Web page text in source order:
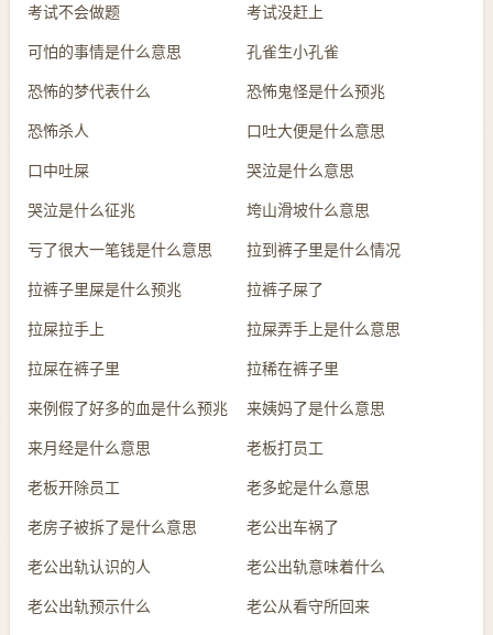
考试不会做题 考试没赶上
可怕的事情是什么意思 孔雀生小孔雀
恐怖的梦代表什么 恐怖鬼怪是什么预兆
恐怖杀人 口吐大便是什么意思
口中吐屎 哭泣是什么意思
哭泣是什么征兆 垮山滑坡什么意思
亏了很大一笔钱是什么意思 拉到裤子里是什么情况
拉裤子里屎是什么预兆 拉裤子屎了
拉屎拉手上 拉屎弄手上是什么意思
拉屎在裤子里 拉稀在裤子里
来例假了好多的血是什么预兆 来姨妈了是什么意思
来月经是什么意思 老板打员工
老板开除员工 老多蛇是什么意思
老房子被拆了是什么意思 老公出车祸了
老公出轨认识的人 老公出轨意味着什么
老公出轨预示什么 老公从看守所回来